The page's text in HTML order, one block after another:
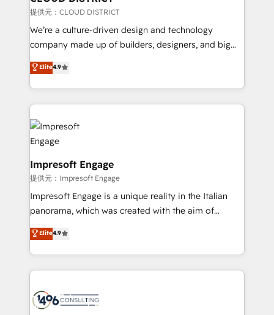
creativity. Our multicultural team works in Spanish,
Portuguese, and English to design scalable strategies
that drive measurable growth. 🌎 Highlights: • 10+
Platform Migration Excellence. • Top 3 Partner of the
Year LATAM 2022, 2023, 2024, 2025. • Partner of the
business with HubSpot? Let Cebra’s experts help
you grow faster, smarter, and with impact.
提供元：CLOUD DISTRICT
We’re a culture-driven design and technology
company made up of builders, designers, and big
thinkers. We blend strategy, design, and
development—always fueled by curiosity—to turn
ideas, opportunities, and challenges into meaningful
experiences. To us, technology is more than just
code; it’s about creating things that are useful, cool,
and—most importantly—simple. That’s why we lean
into bold ideas and shape them into thoughtful
products and strategies that actually make a
difference.
Elite4.9
Impresoft Engage
提供元：Impresoft Engage
Impresoft Engage is a unique reality in the Italian
panorama, which was created with the aim of
putting Customer Experience at the center by
creating digital environments capable of integrating
people, processes and data. We offer the best
digital solutions on the market, ranging from CRM
marketing automation to online and offline sales
Elite4.9